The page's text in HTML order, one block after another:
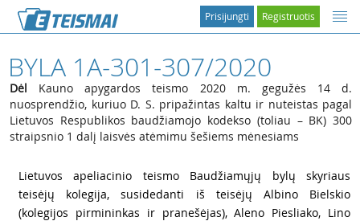
Registruotis
Prisijungti
BYLA 1A-301-307/2020
Dėl Kauno apygardos teismo 2020 m. gegužės 14 d.
nuosprendžio, kuriuo D. S. pripažintas kaltu ir nuteistas pagal
Lietuvos Respublikos baudžiamojo kodekso (toliau – BK) 300
straipsnio 1 dalį laisvės atėmimu šešiems mėnesiams
Lietuvos apeliacinio teismo Baudžiamųjų bylų skyriaus
teisėjų kolegija, susidedanti iš teisėjų Albino Bielskio
(kolegijos pirmininkas ir pranešėjas), Aleno Piesliako, Lino